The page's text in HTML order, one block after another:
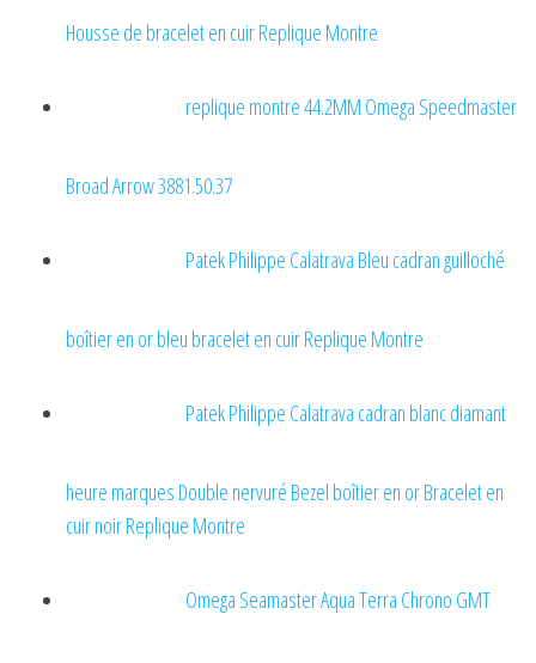
Housse de bracelet en cuir Replique Montre
replique montre 44.2MM Omega Speedmaster
Broad Arrow 3881.50.37
Patek Philippe Calatrava Bleu cadran guilloché
boîtier en or bleu bracelet en cuir Replique Montre
Patek Philippe Calatrava cadran blanc diamant
heure marques Double nervuré Bezel boîtier en or Bracelet en
cuir noir Replique Montre
Omega Seamaster Aqua Terra Chrono GMT